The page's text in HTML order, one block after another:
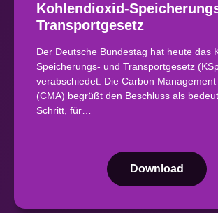
Kohlendioxid-
Transportgesetz
Der Deutsche Bundestag hat heute das
Speicherungs- und Transportgesetz
verabschiedet. Die Carbon Management
(CMA) begrüßt den Beschluss als
Schritt, für…
Download